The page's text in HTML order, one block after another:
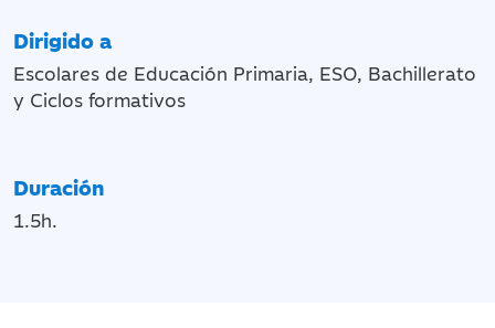
Dirigido a
Escolares de Educación Primaria, ESO, Bachillerato
y Ciclos formativos
Duración
1.5h.